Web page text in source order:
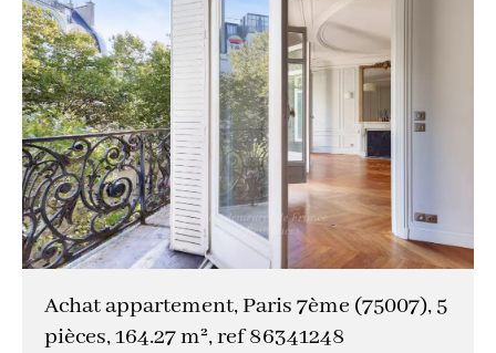
Achat appartement, Paris 7ème (75007), 5
pièces, 164.27 m², ref 86341248